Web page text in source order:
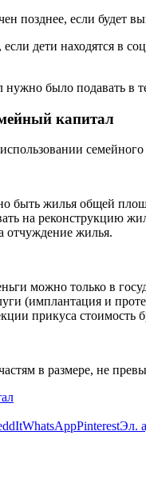
позднее, если будет
дети находятся в
было подавать в
капитал
быть жилья общей
на реконструкцию
отчуждение жилья.
можно только в
(имплантация и
прикуса стоимость
в размере, не
WhatsAppPinterestЭл.